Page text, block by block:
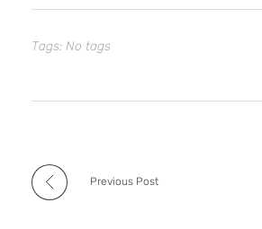
Tags: No tags
Previous Post